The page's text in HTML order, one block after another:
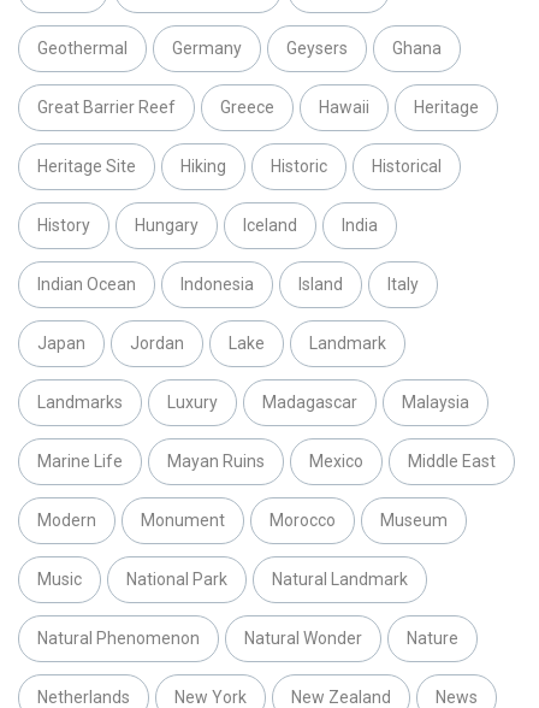
Geothermal Germany Geysers Ghana
Great Barrier Reef Greece Hawaii Heritage
Heritage Site Hiking Historic Historical
History Hungary Iceland India
Indian Ocean Indonesia Island Italy
Japan Jordan Lake Landmark
Landmarks Luxury Madagascar Malaysia
Marine Life Mayan Ruins Mexico Middle East
Modern Monument Morocco Museum
Music National Park Natural Landmark
Natural Phenomenon Natural Wonder Nature
Netherlands New York New Zealand News